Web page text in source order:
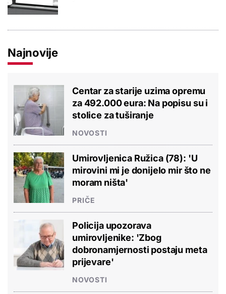
Najnovije
Centar za starije uzima opremu
za 492.000 eura: Na popisu su i
stolice za tuširanje
NOVOSTI
Umirovljenica Ružica (78): 'U
mirovini mi je donijelo mir što ne
moram ništa'
PRIČE
Policija upozorava
umirovljenike: 'Zbog
dobronamjernosti postaju meta
prijevare'
NOVOSTI